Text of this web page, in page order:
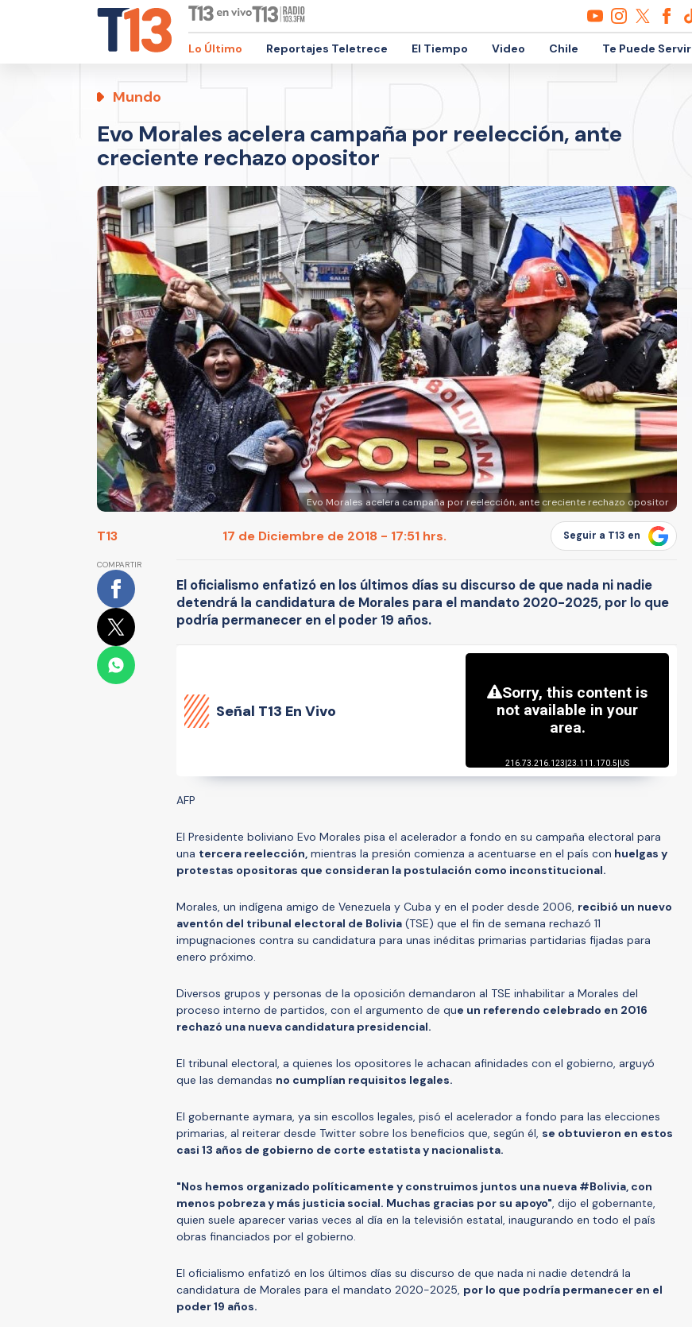
Lo Último Reportajes Teletrece El Tiempo Video Chile Te Puede Servir
Mundo
Evo Morales acelera campaña por reelección, ante
creciente rechazo opositor
Evo Morales acelera campaña por reelección, ante creciente rechazo opositor
T13 17 de Diciembre de 2018 - 17:51 hrs. Seguir a T13 en
COMPARTIR
El oficialismo enfatizó en los últimos días su discurso de que nada ni nadie
detendrá la candidatura de Morales para el mandato 2020-2025, por lo que
podría permanecer en el poder 19 años.
Señal T13 En Vivo
AFP
El Presidente boliviano Evo Morales pisa el acelerador a fondo en su campaña electoral para
una tercera reelección, mientras la presión comienza a acentuarse en el país con huelgas y
protestas opositoras que consideran la postulación como inconstitucional.
Morales, un indígena amigo de Venezuela y Cuba y en el poder desde 2006, recibió un nuevo
aventón del tribunal electoral de Bolivia (TSE) que el fin de semana rechazó 11
impugnaciones contra su candidatura para unas inéditas primarias partidarias fijadas para
enero próximo.
Diversos grupos y personas de la oposición demandaron al TSE inhabilitar a Morales del
proceso interno de partidos, con el argumento de que un referendo celebrado en 2016
rechazó una nueva candidatura presidencial.
El tribunal electoral, a quienes los opositores le achacan afinidades con el gobierno, arguyó
que las demandas no cumplían requisitos legales.
El gobernante aymara, ya sin escollos legales, pisó el acelerador a fondo para las elecciones
primarias, al reiterar desde Twitter sobre los beneficios que, según él, se obtuvieron en estos
casi 13 años de gobierno de corte estatista y nacionalista.
"Nos hemos organizado políticamente y construimos juntos una nueva #Bolivia, con
menos pobreza y más justicia social. Muchas gracias por su apoyo", dijo el gobernante,
quien suele aparecer varias veces al día en la televisión estatal, inaugurando en todo el país
obras financiados por el gobierno.
El oficialismo enfatizó en los últimos días su discurso de que nada ni nadie detendrá la
candidatura de Morales para el mandato 2020-2025, por lo que podría permanecer en el
poder 19 años.